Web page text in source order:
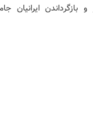
بازگرداندن ایرانیان